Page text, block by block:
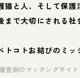
猫と人、そして保護
まで大切にされる社
トコトお結びのミッ
査制のマッチングサイト